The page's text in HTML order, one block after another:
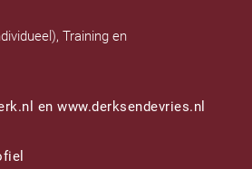
Training en
en www.derksendevries.nl